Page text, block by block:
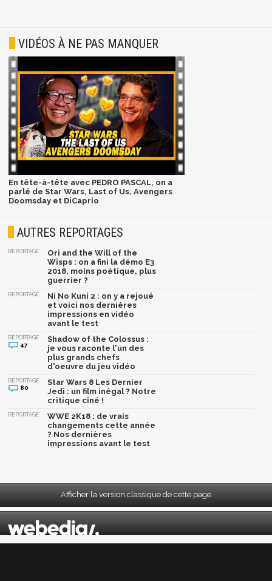
VIDÉOS À NE PAS MANQUER
En tête-à-tête avec PEDRO PASCAL, on a
parlé de Star Wars, Last of Us, Avengers
Doomsday et DiCaprio
AUTRES REPORTAGES
REPORTAGE
Ori and the Will of the
Wisps : on a fini la démo E3
2018, moins poétique, plus
guerrier ?
REPORTAGE
Ni No Kuni 2 : on y a rejoué
et voici nos dernières
impressions en vidéo
avant le test
REPORTAGE
47
Shadow of the Colossus :
je vous raconte l'un des
plus grands chefs
d'oeuvre du jeu vidéo
REPORTAGE
80
Star Wars 8 Les Dernier
Jedi : un film inégal ? Notre
critique ciné !
REPORTAGE
WWE 2K18 : de vrais
changements cette année
? Nos dernières
impressions avant le test
Afficher la version classique de cette page